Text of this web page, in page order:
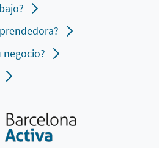
negocio?